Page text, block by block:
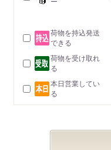
ー
荷物を持込発送
できる
荷物を受け取れ
る
本日営業してい
る